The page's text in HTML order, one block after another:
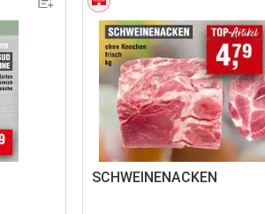
SCHWEINENACKEN